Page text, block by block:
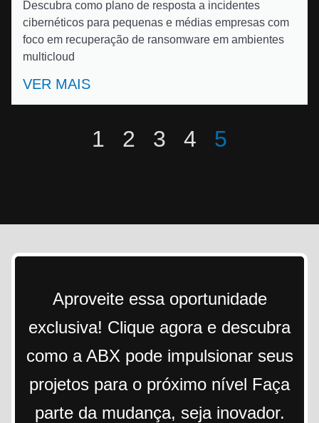
Descubra como plano de resposta a incidentes
cibernéticos para pequenas e médias empresas com
foco em recuperação de ransomware em ambientes
multicloud
VER MAIS
1 2 3 4 5
Aproveite essa oportunidade
exclusiva! Clique agora e descubra
como a ABX pode impulsionar seus
projetos para o próximo nível Faça
parte da mudança, seja inovador.